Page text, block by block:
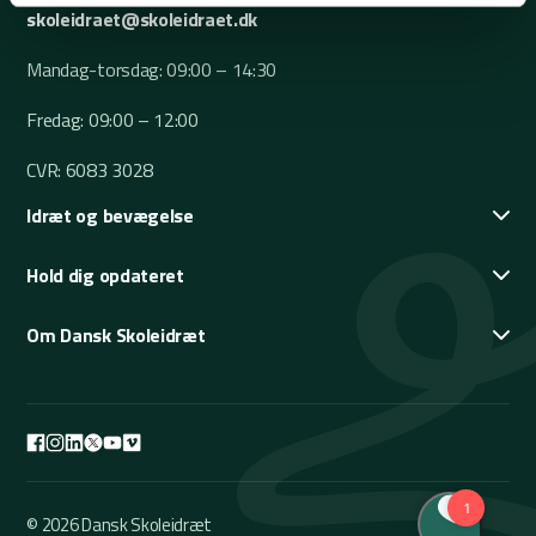
skoleidraet@skoleidraet.dk
Mandag-torsdag: 09:00 – 14:30
Fredag: 09:00 – 12:00
CVR: 6083 3028
Idræt og bevægelse
Hold dig opdateret
Om Dansk Skoleidræt
© 2026 Dansk Skoleidræt